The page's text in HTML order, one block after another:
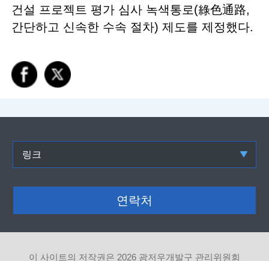
건설 프로젝트 평가 심사 녹색통로(綠色通路,
간단하고 신속한 수속 절차) 제도를 제정했다.
링크
연락처
이 사이트의 저작권은 2026 광저우개발구 관리위원회